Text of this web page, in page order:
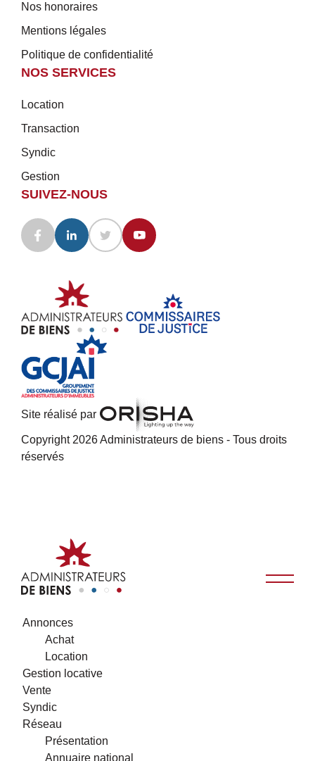
Nos honoraires
Mentions légales
Politique de confidentialité
NOS SERVICES
Location
Transaction
Syndic
Gestion
SUIVEZ-NOUS
Site réalisé par
Copyright 2026 Administrateurs de biens - Tous droits
réservés
Annonces
Achat
Location
Gestion locative
Vente
Syndic
Réseau
Présentation
Annuaire national